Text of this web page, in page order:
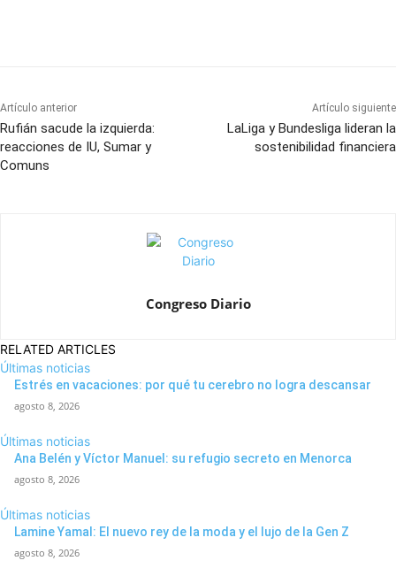
Artículo anterior
Rufián sacude la izquierda:
reacciones de IU, Sumar y
Comuns
Artículo siguiente
LaLiga y Bundesliga lideran la
sostenibilidad financiera
Congreso Diario
RELATED ARTICLES
Últimas noticias
Estrés en vacaciones: por qué tu cerebro no logra descansar
agosto 8, 2026
Últimas noticias
Ana Belén y Víctor Manuel: su refugio secreto en Menorca
agosto 8, 2026
Últimas noticias
Lamine Yamal: El nuevo rey de la moda y el lujo de la Gen Z
agosto 8, 2026